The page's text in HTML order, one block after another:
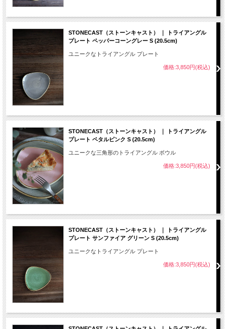
STONECAST（ストーンキャスト） ｜ トライアングル
プレート ペッパーコーングレー S (20.5cm)
ユニークなトライアングル プレート
価格:3,850円(税込)
STONECAST（ストーンキャスト） ｜ トライアングル
プレート ペタルピンク S (20.5cm)
ユニークな三角形のトライアングル ボウル
価格:3,850円(税込)
STONECAST（ストーンキャスト） ｜ トライアングル
プレート サンファイア グリーン S (20.5cm)
ユニークなトライアングル プレート
価格:3,850円(税込)